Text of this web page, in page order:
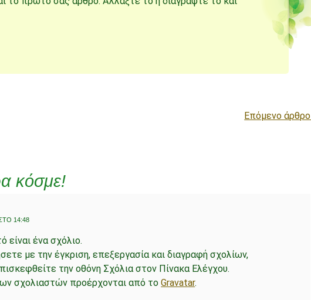
Επόμενο άρθρο
κόσμε!
14:48
είναι ένα σχόλιο.
με την έγκριση, επεξεργασία και διαγραφή σχολίων,
την οθόνη Σχόλια στον Πίνακα Ελέγχου.
σχολιαστών προέρχονται από τοGravatar.